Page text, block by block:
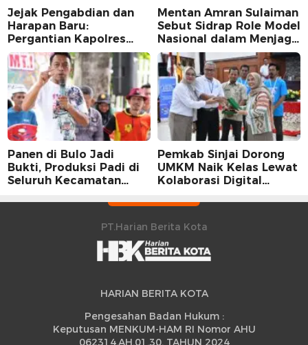
Jejak Pengabdian dan
Harapan Baru:
Pergantian Kapolres
Sidrap dalam Perspektif
Karier Dua Perwira
Mentan Amran Sulaiman
Sebut Sidrap Role Model
Nasional dalam Menjaga
Stabilitas Harga Telur
Panen di Bulo Jadi
Bukti, Produksi Padi di
Seluruh Kecamatan
Peningkatan
Pemkab Sinjai Dorong
UMKM Naik Kelas Lewat
Kolaborasi Digital
PT.Harian Berita Kota
HARIAN BERITA KOTA
Pengesahan Badan Hukum :
Keputusan MENKUM-HAM RI Nomor AHU
062314.AH.01.30. TAHUN 2024